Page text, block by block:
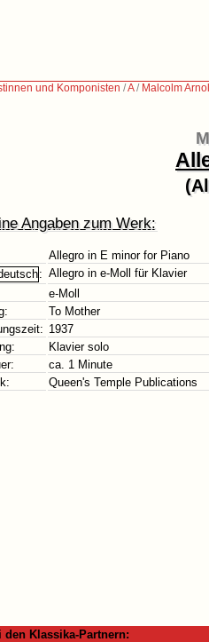
und Komponisten /A/ Malcolm
Angaben zum Werk:
Allegro in E minor for Piano
: Allegro in e-Moll für Klavier
e-Moll
To Mother
1937
Klavier solo
ca. 1 Minute
Queen's Temple Publications
den Klassika-Partnern: